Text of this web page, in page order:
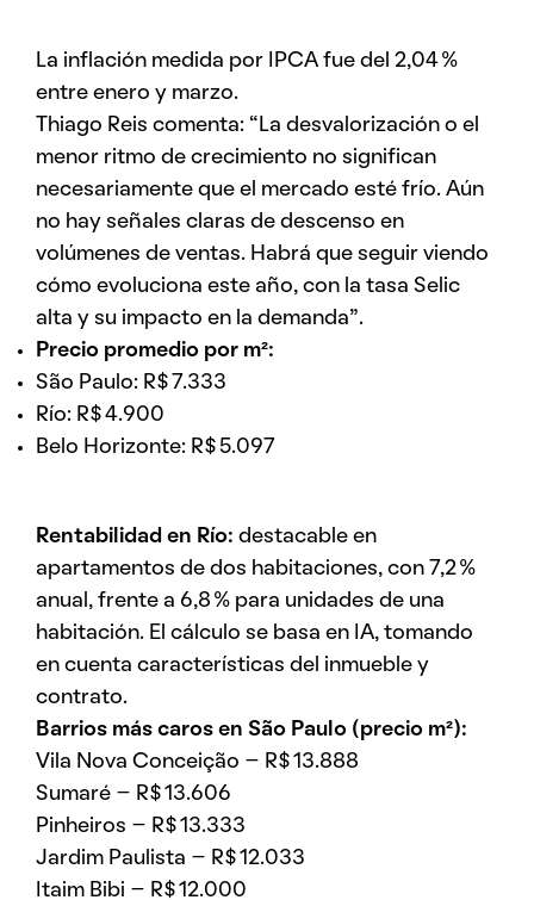
La inflación medida por IPCA fue del 2,04 %
entre enero y marzo.
Thiago Reis comenta: “La desvalorización o el
menor ritmo de crecimiento no significan
necesariamente que el mercado esté frío. Aún
no hay señales claras de descenso en
volúmenes de ventas. Habrá que seguir viendo
cómo evoluciona este año, con la tasa Selic
alta y su impacto en la demanda”.
Precio promedio por m²:
São Paulo: R$ 7.333
Río: R$ 4.900
Belo Horizonte: R$ 5.097
Rentabilidad en Río: destacable en
apartamentos de dos habitaciones, con 7,2 %
anual, frente a 6,8 % para unidades de una
habitación. El cálculo se basa en IA, tomando
en cuenta características del inmueble y
contrato.
Barrios más caros en São Paulo (precio m²):
Vila Nova Conceição – R$ 13.888
Sumaré – R$ 13.606
Pinheiros – R$ 13.333
Jardim Paulista – R$ 12.033
Itaim Bibi – R$ 12.000